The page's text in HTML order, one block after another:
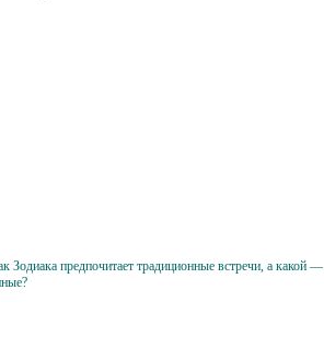
Зодиака предпочитает традиционные встречи, а какой —